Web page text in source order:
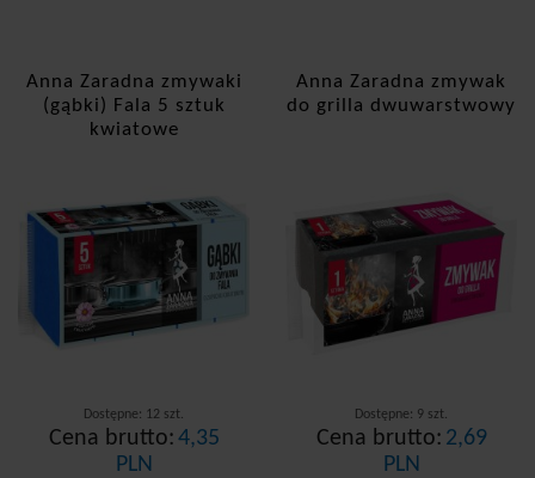
Anna Zaradna zmywaki
(gąbki) Fala 5 sztuk
kwiatowe
Dostępne: 12 szt.
Cena brutto: 4,35
PLN
Anna Zaradna zmywak
do grilla dwuwarstwowy
Dostępne: 9 szt.
Cena brutto: 2,69
PLN